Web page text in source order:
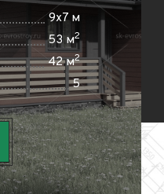
9x7 м
53 м2
42 м2
5